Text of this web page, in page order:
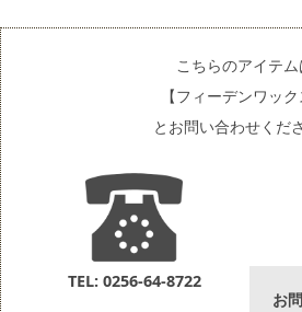
こちらのアイテム
【フィーデンワック
とお問い合わせくだ
TEL: 0256-64-8722
お